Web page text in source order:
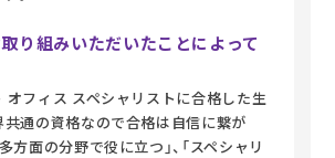
り組みいただいたことによって
オフィス スペシャリストに合格した生
共通の資格なので合格は自信に繋が
方面の分野で役に立つ」、「スペシャリ